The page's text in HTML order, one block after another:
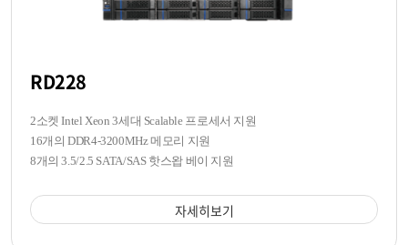
RD228
2소켓 Intel Xeon 3세대 Scalable 프로세서 지원
16개의 DDR4-3200MHz 메모리 지원
8개의 3.5/2.5 SATA/SAS 핫스왑 베이 지원
자세히보기